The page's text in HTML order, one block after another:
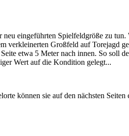
eingeführten Spielfeldgröße zu
verkleinerten Großfeld auf Torejagd
etwa 5 Meter nach innen. So soll
Wert auf die Kondition gelegt...
können sie auf den nächsten Seiten